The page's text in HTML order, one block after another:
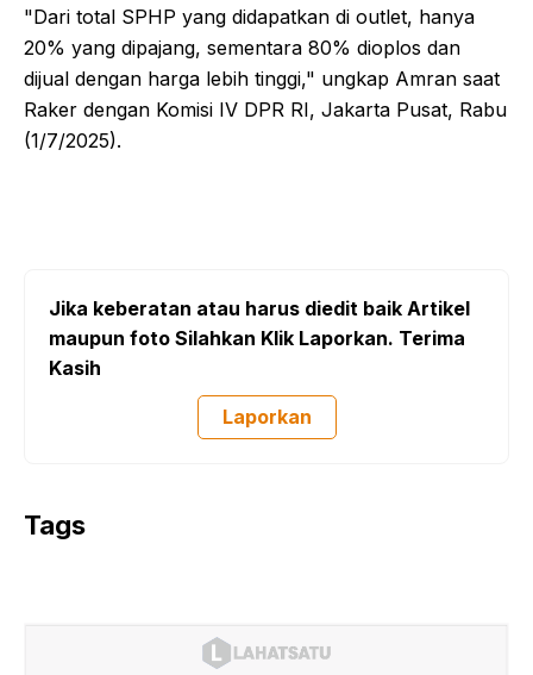
"Dari total SPHP yang didapatkan di outlet, hanya
20% yang dipajang, sementara 80% dioplos dan
dijual dengan harga lebih tinggi," ungkap Amran saat
Raker dengan Komisi IV DPR RI, Jakarta Pusat, Rabu
(1/7/2025).
Jika keberatan atau harus diedit baik Artikel
maupun foto Silahkan Klik Laporkan. Terima
Kasih
Laporkan
Tags